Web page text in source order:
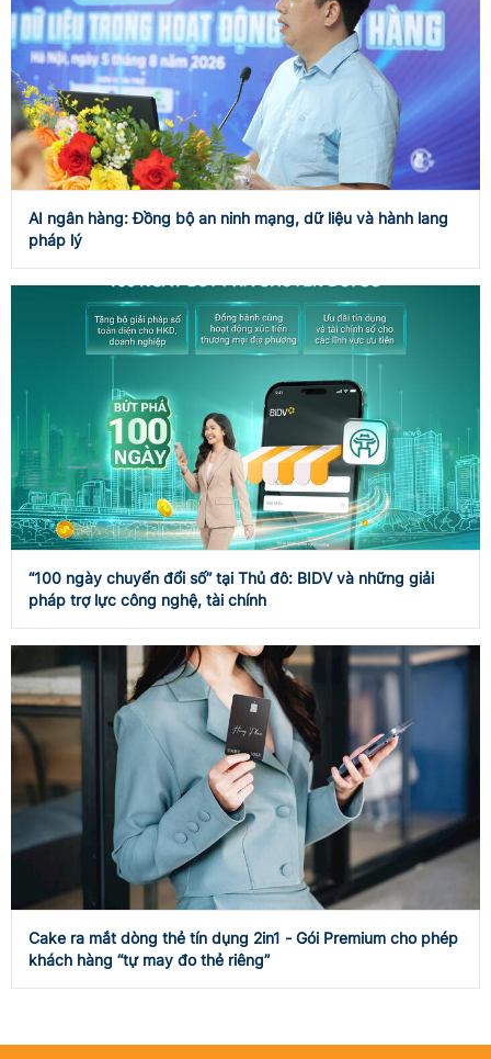
AI ngân hàng: Đồng bộ an ninh mạng, dữ liệu và hành lang
pháp lý
“100 ngày chuyển đổi số” tại Thủ đô: BIDV và những giải
pháp trợ lực công nghệ, tài chính
Cake ra mắt dòng thẻ tín dụng 2in1 - Gói Premium cho phép
khách hàng “tự may đo thẻ riêng”